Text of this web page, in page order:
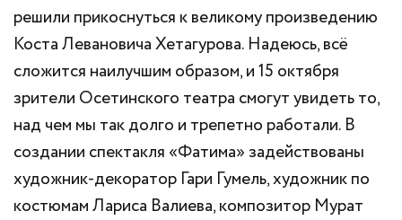
решили прикоснуться к великому произведению
Коста Левановича Хетагурова. Надеюсь, всё
сложится наилучшим образом, и 15 октября
зрители Осетинского театра смогут увидеть то,
над чем мы так долго и трепетно работали. В
создании спектакля «Фатима» задействованы
художник-декоратор Гари Гумель, художник по
костюмам Лариса Валиева, композитор Мурат